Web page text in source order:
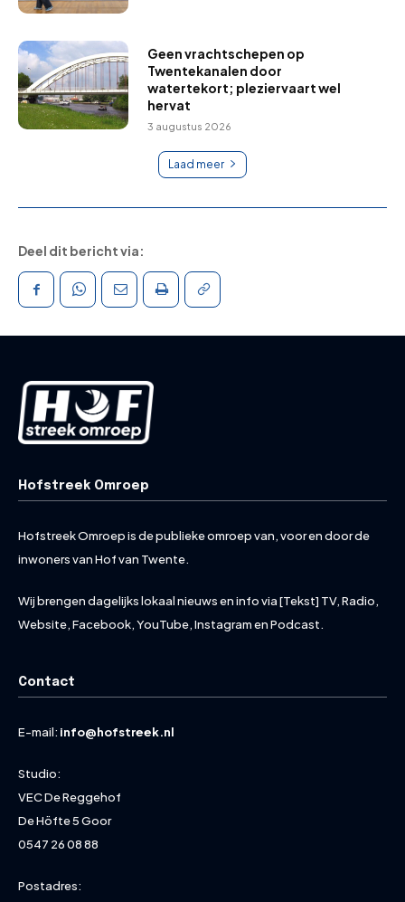
Geen vrachtschepen op
Twentekanalen door
watertekort; pleziervaart wel
hervat
3 augustus 2026
Laad meer
Deel dit bericht via:
Hofstreek Omroep
Hofstreek Omroep is de publieke omroep van, voor en door de
inwoners van Hof van Twente.
Wij brengen dagelijks lokaal nieuws en info via [Tekst] TV, Radio,
Website, Facebook, YouTube, Instagram en Podcast.
Contact
E-mail: info@hofstreek.nl
Studio:
VEC De Reggehof
De Höfte 5 Goor
0547 26 08 88
Postadres: